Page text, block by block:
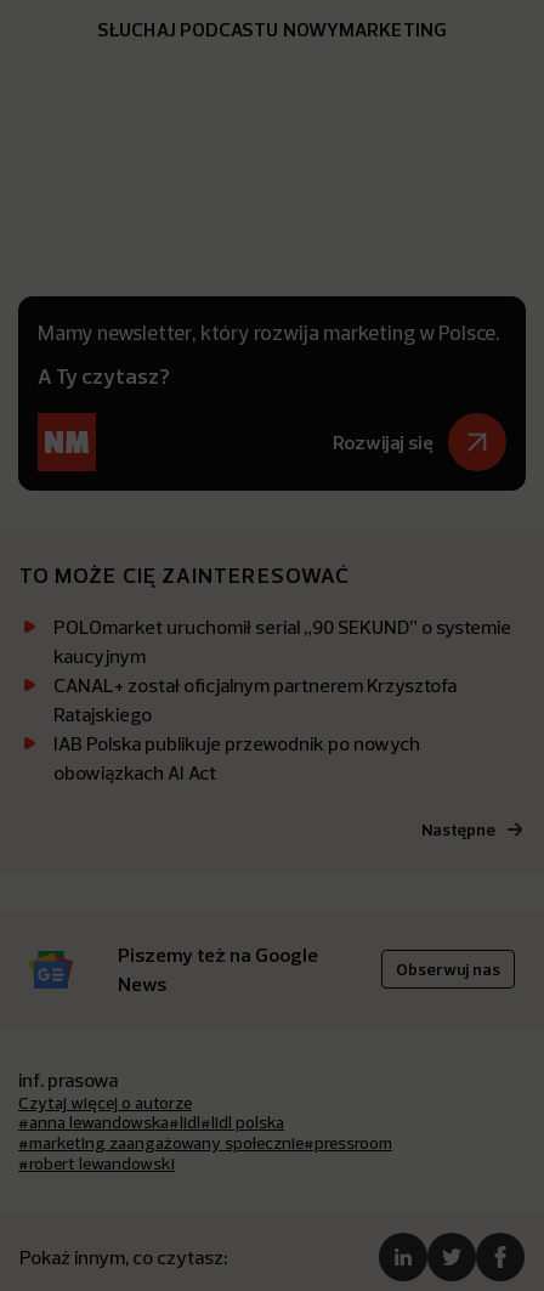
SŁUCHAJ PODCASTU NOWYMARKETING
Mamy newsletter, który rozwija marketing w Polsce.
A Ty czytasz?
Rozwijaj się
TO MOŻE CIĘ ZAINTERESOWAĆ
POLOmarket uruchomił serial „90 SEKUND” o systemie
kaucyjnym
CANAL+ został oficjalnym partnerem Krzysztofa
Ratajskiego
IAB Polska publikuje przewodnik po nowych
obowiązkach AI Act
Następne
Piszemy też na Google
News
Obserwuj nas
inf. prasowa
Czytaj więcej o autorze
#anna lewandowska#lidl#lidl polska
#marketing zaangażowany społecznie#pressroom
#robert lewandowski
Pokaż innym, co czytasz: